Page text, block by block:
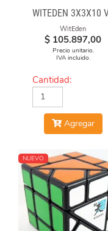
WITEDEN 3X3X10
WitEden
$ 105.897,00
Precio unitario.
IVA incluido.
Cantidad:
Agregar
NUEVO